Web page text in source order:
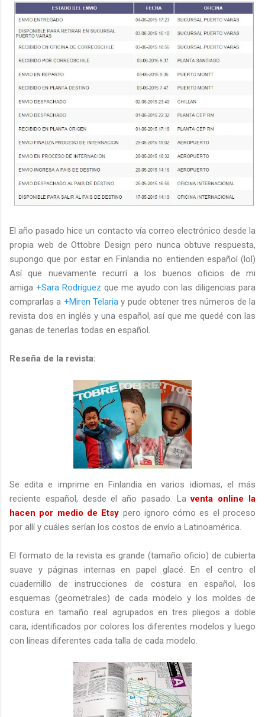
El año pasado hice un contacto vía correo electrónico desde la
propia web de Ottobre Design pero nunca obtuve respuesta,
supongo que por estar en Finlandia no entienden español (lol)
Así que nuevamente recurrí a los buenos oficios de mi
amiga +Sara Rodríguez que me ayudo con las diligencias para
comprarlas a +Miren Telariay pude obtener tres números de la
revista dos en inglés y una español, así que me quedé con las
ganas de tenerlas todas en español.
Reseña de la revista:
Se edita e imprime en Finlandia en varios idiomas, el más
reciente español, desde el año pasado. Laventa online la
hacen por medio de Etsy pero ignoro cómo es el proceso
por allí y cuáles serían los costos de envío a Latinoamérica.
El formato de la revista es grande (tamaño oficio) de cubierta
suave y páginas internas en papel glacé. En el centro el
cuadernillo de instrucciones de costura en español, los
esquemas (geometrales) de cada modelo y los moldes de
costura en tamaño real agrupados en tres pliegos a doble
cara, identificados por colores los diferentes modelos y luego
con líneas diferentes cada talla de cada modelo.